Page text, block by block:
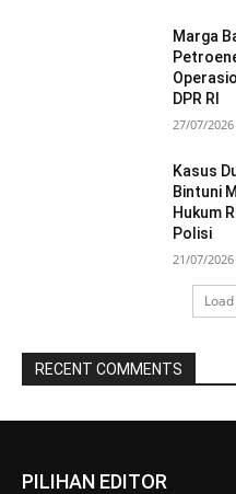
Marga
DPR RI
27/07/2026
Kasus
Bintuni
Hukum
Polisi
21/07/2026
RECENT COMMENTS
PILIHAN EDITOR